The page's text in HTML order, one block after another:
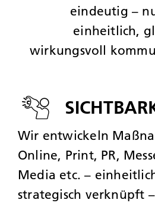
eindeutig –
einheitlich,
wirkungsvoll
Wir entwickeln
Online, Print, PR,
Media etc. –
strategisch verknüpft